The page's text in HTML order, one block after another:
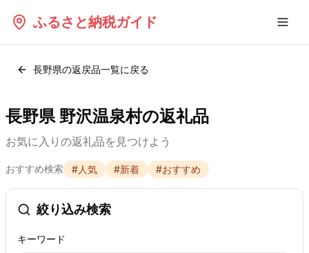
ふるさと納税ガイド
長野県の返戻品一覧に戻る
長野県 野沢温泉村の返礼品
お気に入りの返礼品を見つけよう
おすすめ検索 #人気 #新着 #おすすめ
絞り込み検索
キーワード